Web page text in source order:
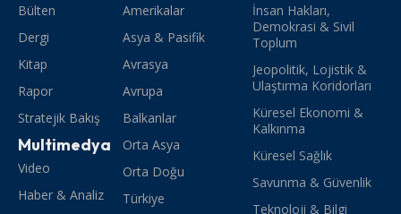
Bülten
Dergi
Kitap
Rapor
Stratejik Bakış
Multimedya
Video
Haber & Analiz
Amerikalar
Asya & Pasifik
Avrasya
Avrupa
Balkanlar
Orta Asya
Orta Doğu
Türkiye
İnsan Hakları,
Demokrasi & Sivil
Toplum
Jeopolitik, Lojistik &
Ulaştırma Koridorları
Küresel Ekonomi &
Kalkınma
Küresel Sağlık
Savunma & Güvenlik
Teknoloji & Bilgi